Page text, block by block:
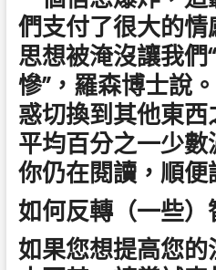
們支付了很大的
思想被淹沒讓我們
慘”，羅森博士說
惑切換到其他東
平均百分之一少
你仍在閱讀，順便
如何反轉（一些
如果您想提高您